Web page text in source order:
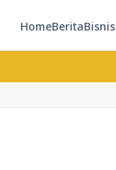
HomeBeritaBisnis